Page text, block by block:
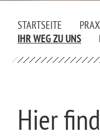
STARTSEITE
IHR WEG ZU UNS
Hier